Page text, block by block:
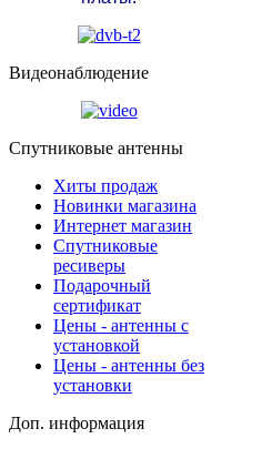
Видеонаблюдение
Спутниковые антенны
Хиты продаж
Новинки магазина
Интернет магазин
Спутниковые
ресиверы
Подарочный
сертификат
Цены - антенны с
установкой
Цены - антенны без
установки
Доп. информация